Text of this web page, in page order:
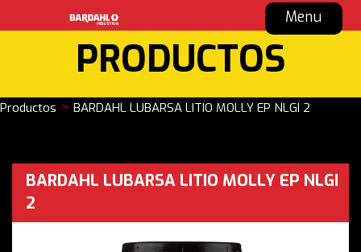
Menu
PRODUCTOS
Productos > BARDAHL LUBARSA LITIO MOLLY EP NLGI 2
BARDAHL LUBARSA LITIO MOLLY EP NLGI
2